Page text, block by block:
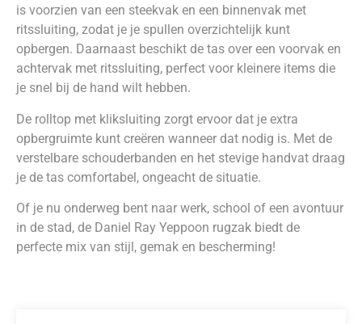
is voorzien van een steekvak en een binnenvak met
ritssluiting, zodat je je spullen overzichtelijk kunt
opbergen. Daarnaast beschikt de tas over een voorvak en
achtervak met ritssluiting, perfect voor kleinere items die
je snel bij de hand wilt hebben.
De rolltop met kliksluiting zorgt ervoor dat je extra
opbergruimte kunt creëren wanneer dat nodig is. Met de
verstelbare schouderbanden en het stevige handvat draag
je de tas comfortabel, ongeacht de situatie.
Of je nu onderweg bent naar werk, school of een avontuur
in de stad, de Daniel Ray Yeppoon rugzak biedt de
perfecte mix van stijl, gemak en bescherming!